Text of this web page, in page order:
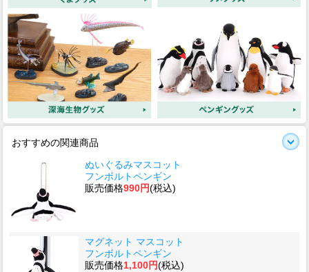
おすすめの関連商品
ぬいぐるみマスコット
フンボルトペンギン
販売価格990円(税込)
マグネット マスコット
フンボルトペンギン
販売価格1,100円(税込)